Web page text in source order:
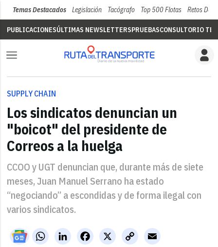
Temas Destacados Legislación Tacógrafo Top 500 Flotas Retos Del
PUBLICACIONESÚLTIMAS NEWSLETTERSPRUEBASCONSULTORIO
SUPPLY CHAIN
Los sindicatos denuncian un
"boicot" del presidente de
Correos a la huelga
CCOO y UGT denuncian que, durante más de siete
meses, Juan Manuel Serrano ha estado
“negociando” a escondidas y de forma ilegal con
varios sindicatos.
WhatsAppLinkedIn X
Facebook
Copy
Link
Email